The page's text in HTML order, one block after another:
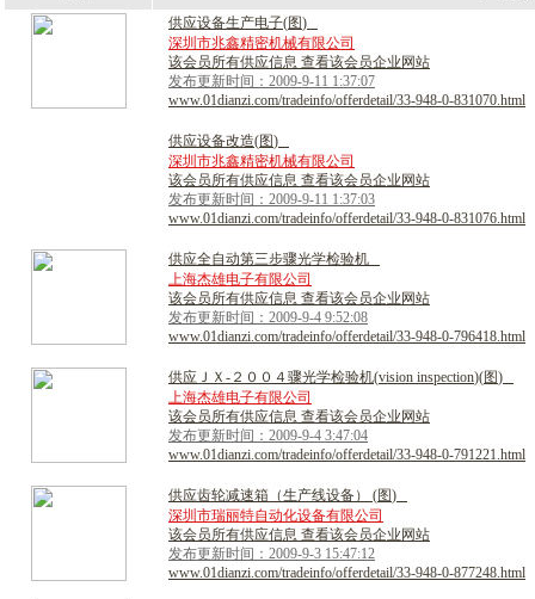
供应设备生产电子(图)
深圳市兆鑫精密机械有限公司
该会员所有供应信息 查看该会员企业网站
发布更新时间：2009-9-11 1:37:07
www.01dianzi.com/tradeinfo/offerdetail/33-948-0-831070.html
供应设备改造(图)
深圳市兆鑫精密机械有限公司
该会员所有供应信息 查看该会员企业网站
发布更新时间：2009-9-11 1:37:03
www.01dianzi.com/tradeinfo/offerdetail/33-948-0-831076.html
供应全自动第三步骤光学检验机
上海杰雄电子有限公司
该会员所有供应信息 查看该会员企业网站
发布更新时间：2009-9-4 9:52:08
www.01dianzi.com/tradeinfo/offerdetail/33-948-0-796418.html
供应 Ｊ Ｘ - ２ ０ ０ ４骤光学检验机(vision inspection)(图)
上海杰雄电子有限公司
该会员所有供应信息 查看该会员企业网站
发布更新时间：2009-9-4 3:47:04
www.01dianzi.com/tradeinfo/offerdetail/33-948-0-791221.html
供应齿轮减速箱 （生产线设备） (图)
深圳市瑞丽特自动化设备有限公司
该会员所有供应信息 查看该会员企业网站
发布更新时间：2009-9-3 15:47:12
www.01dianzi.com/tradeinfo/offerdetail/33-948-0-877248.html